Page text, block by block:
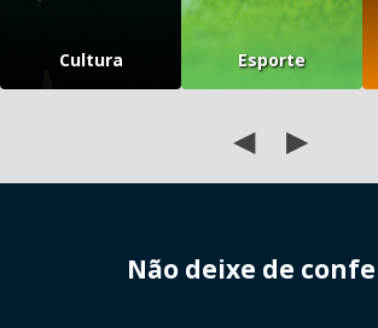
Cultura Esporte
◀ ▶
Não deixe de